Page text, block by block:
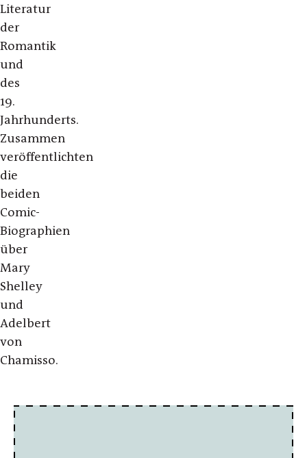
Literatur
der
Romantik
und
des
19.
Jahrhunderts.
Zusammen
veröffentlichten
die
beiden
Comic-
Biographien
über
Mary
Shelley
und
Adelbert
von
Chamisso.